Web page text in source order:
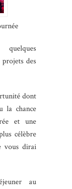
des
dont
la chance
et une
célèbre
vous dirai
au